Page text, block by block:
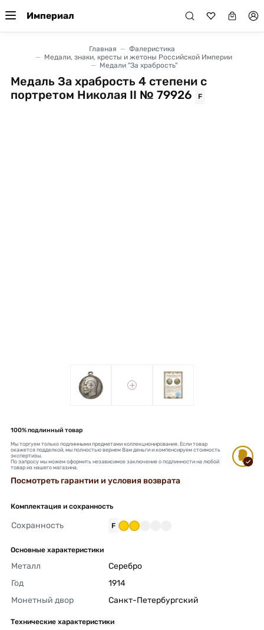
Империал
Главная
Фалеристика
Медали, знаки, кресты и жетоны Российской Империи
Медали "За храбрость"
Медаль За храбрость 4 степени с
портретом Николая II № 79926
F
+ +
100% подлинный товар
Мы торгуем только подлинными предметами коллекционирования. Если товар
окажется подделкой, мы полностью вернем Вам деньги и компенсируем стоимость
экспертизы.
По запросу мы можем оформить независимое заключение о подлинности на любой
товар из нашего магазина.
Посмотреть гарантии и условия возврата
Комплектация и сохранность
Сохранность F
Основные характеристики
Металл
Серебро
Год
1914
Монетный двор
Санкт-Петербургский
Технические характеристики